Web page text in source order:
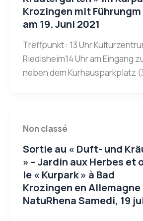
Krozingen mit
am 19. Juni 2021
Treffpunkt : 13 Uhr
Riedisheim14 Uhr am Eingang
neben dem Kurhausparkplatz
Non classé
Sortie au « Duft- und
» – Jardin aux Herbes et
le « Kurpark » à Bad
Krozingen en Allemagne
NatuRhena Samedi, 19